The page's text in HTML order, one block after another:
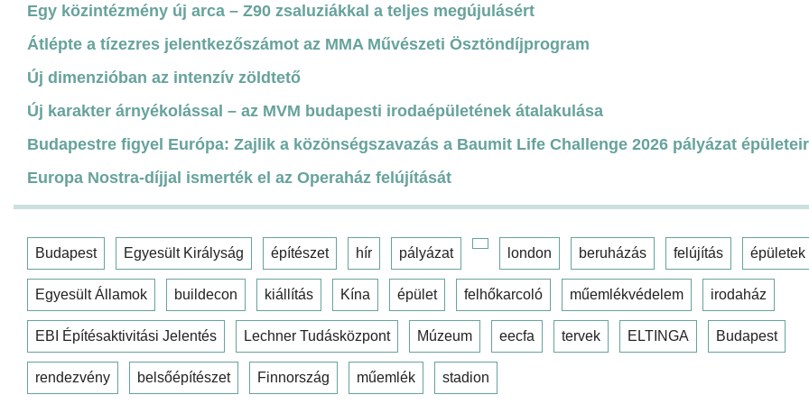
Egy közintézmény új arca – Z90 zsaluziákkal a teljes megújulásért
Átlépte a tízezres jelentkezőszámot az MMA Művészeti Ösztöndíjprogram
Új dimenzióban az intenzív zöldtető
Új karakter árnyékolással – az MVM budapesti irodaépületének átalakulása
Budapestre figyel Európa: Zajlik a közönségszavazás a Baumit Life Challenge 2026 pályázat
Europa Nostra-díjjal ismerték el az Operaház felújítását
Budapest Egyesült Királyság építészet hír pályázat london beruházás felújítás épületek
Egyesült Államok buildecon kiállítás Kína épület felhőkarcoló műemlékvédelem irodaház
EBI Építésaktivitási Jelentés Lechner Tudásközpont Múzeum eecfa tervek ELTINGA Budapest
rendezvény belsőépítészet Finnország műemlék stadion